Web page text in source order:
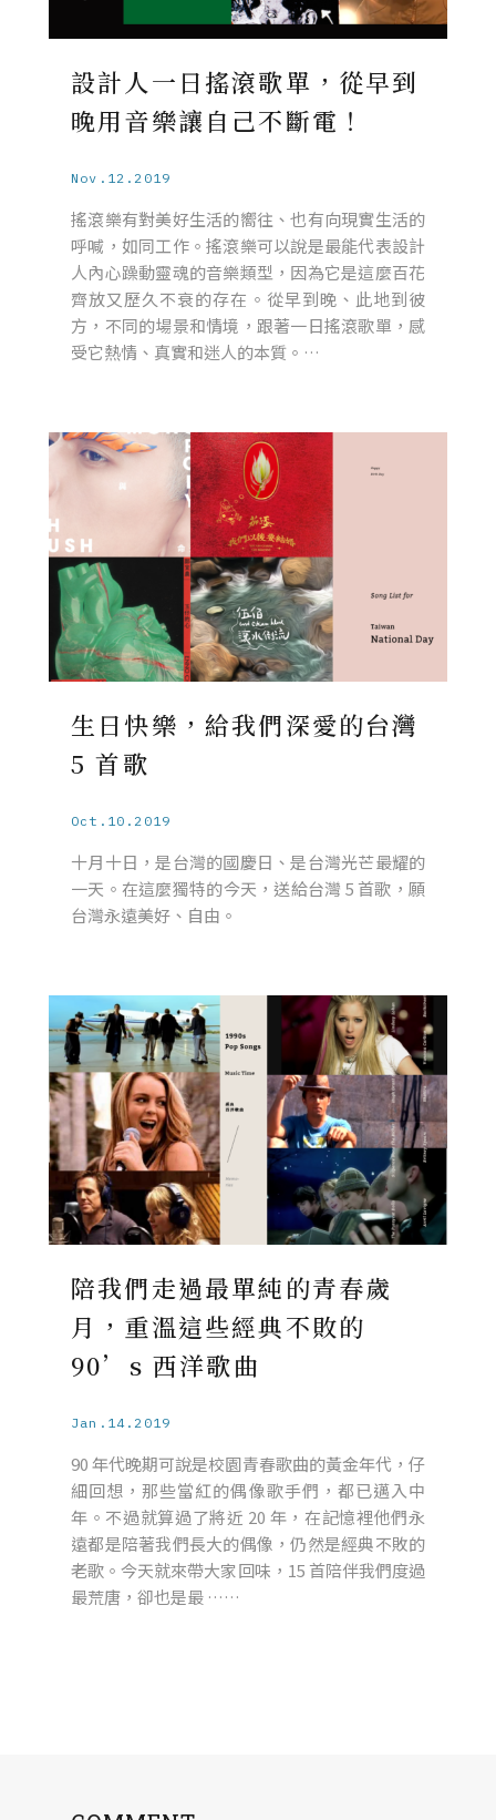
設計人一日搖滾歌單，從早到
晚用音樂讓自己不斷電！
Nov.12.2019
搖滾樂有對美好生活的嚮往、也有向現實生活的
呼喊，如同工作。搖滾樂可以說是最能代表設計
人內心躁動靈魂的音樂類型，因為它是這麼百花
齊放又歷久不衰的存在。從早到晚、此地到彼
方，不同的場景和情境，跟著一日搖滾歌單，感
受它熱情、真實和迷人的本質。…
生日快樂，給我們深愛的台灣
5 首歌
Oct.10.2019
十月十日，是台灣的國慶日、是台灣光芒最耀的
一天。在這麼獨特的今天，送給台灣 5 首歌，願
台灣永遠美好、自由。
陪我們走過最單純的青春歲
月，重溫這些經典不敗的
90’s 西洋歌曲
Jan.14.2019
90 年代晚期可說是校園青春歌曲的黃金年代，仔
細回想，那些當紅的偶像歌手們，都已邁入中
年。不過就算過了將近 20 年，在記憶裡他們永
遠都是陪著我們長大的偶像，仍然是經典不敗的
老歌。今天就來帶大家回味，15 首陪伴我們度過
最荒唐，卻也是最 ……